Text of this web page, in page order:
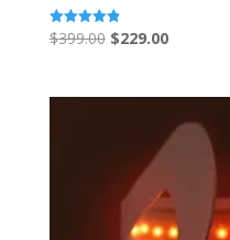
5段階中
4.87
$399.00 元
$399.00。
$229.00現
格
$229.00。